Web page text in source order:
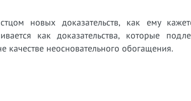
новых доказательств, как ему
как доказательства, которые
качестве неосновательного обогащения.